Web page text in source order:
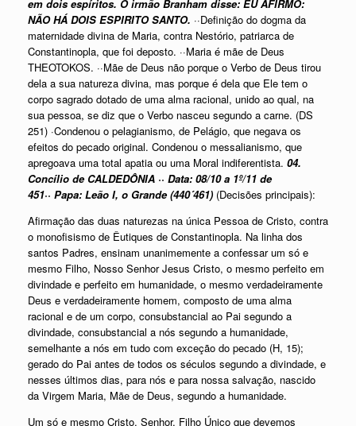
em dois espíritos. O irmão Branham disse: EU AFIRMO:
NÃO HÁ DOIS ESPIRITO SANTO. ··Definição do dogma da
maternidade divina de Maria, contra Nestório, patriarca de
Constantinopla, que foi deposto. ··Maria é mãe de Deus
THEOTOKOS. ··Mãe de Deus não porque o Verbo de Deus tirou
dela a sua natureza divina, mas porque é dela que Ele tem o
corpo sagrado dotado de uma alma racional, unido ao qual, na
sua pessoa, se diz que o Verbo nasceu segundo a carne. (DS
251) ·Condenou o pelagianismo, de Pelágio, que negava os
efeitos do pecado original. Condenou o messalianismo, que
apregoava uma total apatia ou uma Moral indiferentista. 04.
Concílio de CALDEDÔNIA ·· Data: 08/10 a 1º/11 de
451·· Papa: Leão I, o Grande (440´461) (Decisões principais):
Afirmação das duas naturezas na única Pessoa de Cristo, contra
o monofisismo de Êutiques de Constantinopla. Na linha dos
santos Padres, ensinam unanimemente a confessar um só e
mesmo Filho, Nosso Senhor Jesus Cristo, o mesmo perfeito em
divindade e perfeito em humanidade, o mesmo verdadeiramente
Deus e verdadeiramente homem, composto de uma alma
racional e de um corpo, consubstancial ao Pai segundo a
divindade, consubstancial a nós segundo a humanidade,
semelhante a nós em tudo com exceção do pecado (H, 15);
gerado do Pai antes de todos os séculos segundo a divindade, e
nesses últimos dias, para nós e para nossa salvação, nascido
da Virgem Maria, Mãe de Deus, segundo a humanidade.
Um só e mesmo Cristo, Senhor, Filho Único que devemos